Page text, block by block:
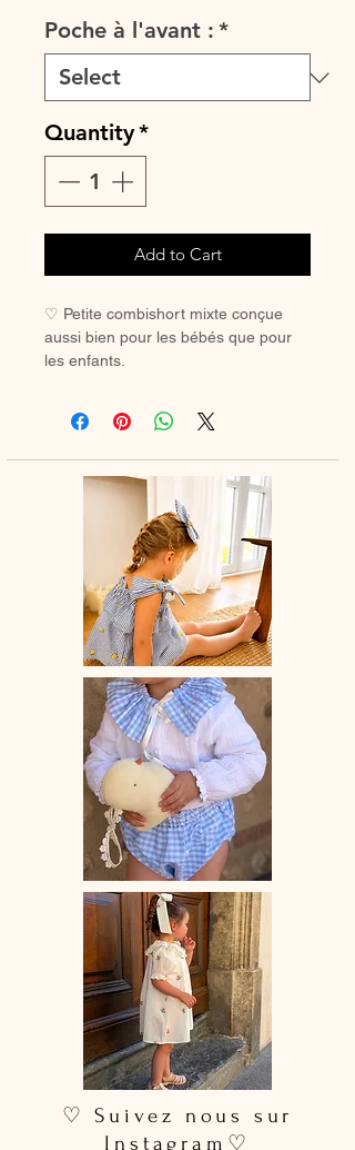
Poche à l'avant : *
Quantity*
Add to Cart
♡ Petite combishort mixte conçue
aussi bien pour les bébés que pour
les enfants.
de lété avec une poche à l'avant (en
de vacances.
Combinaison est composée de deux
boutons pressions au niveau des
épaules pour un habillage facile.
A assortir au foulard, barrette ou
bandeau et pourquoi la jupe femme
pour un matchy matchy avec maman.
♡ Combishort entièrement réalisée à
la main.
La combishort taille légèrement
grand.
♡ Le délai de fabrication est de 15 à
28 jours ouvrés selon les commandes
en cours.
♡ Lavage à la main ou en machine
30° max, couleurs similaires, cycle
délicat. Ne pas utilser de sèche-linge.
♡ Suivez nous sur
Instagram♡